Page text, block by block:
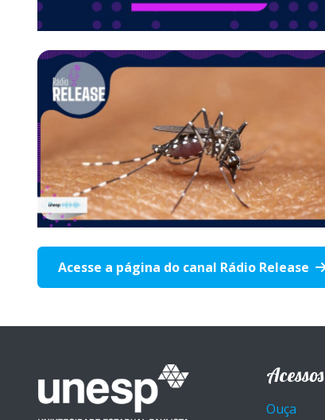
Acesse a página do canal Rádio Release
Acessos
Ouça